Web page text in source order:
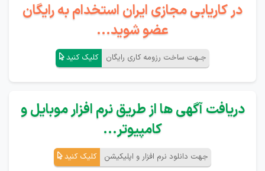
در کاریابی مجازی ایران استخدام به رایگان
عضو شوید...
جـهت ساخت رزومه کاری رایگان کلیک کنید
دریافت آگهی ها از طریق نرم افزار موبایل و
کامپیوتر...
جهت دانلود نرم افزار و اپلیکیشن کلیک کنید